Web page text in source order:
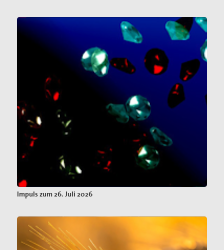
Impuls zum 26. Juli 2026